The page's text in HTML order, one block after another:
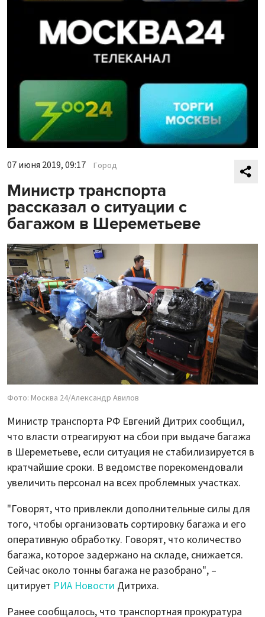
07 июня 2019, 09:17 Город
Министр транспорта
рассказал о ситуации с
багажом в Шереметьеве
Фото: Москва 24/Александр Авилов
Министр транспорта РФ Евгений Дитрих сообщил,
что власти отреагируют на сбои при выдаче багажа
в Шереметьеве, если ситуация не стабилизируется в
кратчайшие сроки. В ведомстве порекомендовали
увеличить персонал на всех проблемных участках.
"Говорят, что привлекли дополнительные силы для
того, чтобы организовать сортировку багажа и его
оперативную обработку. Говорят, что количество
багажа, которое задержано на складе, снижается.
Сейчас около тонны багажа не разобрано", –
цитирует РИА Новости Дитриха.
Ранее сообщалось, что транспортная прокуратура